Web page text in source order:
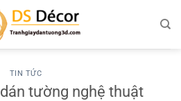
TIN TỨC
tường nghệ thuật